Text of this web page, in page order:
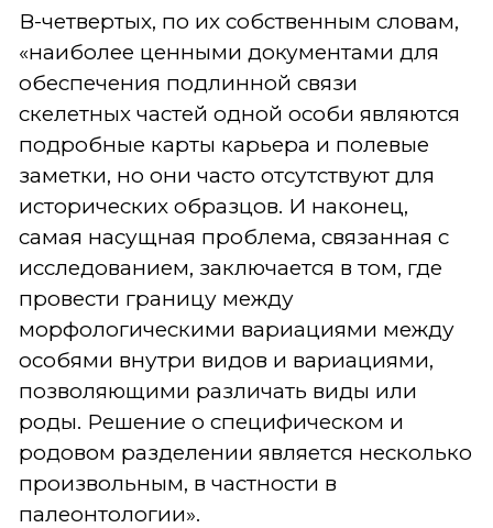
В-четвертых, по их собственным словам,
«наиболее ценными документами для
обеспечения подлинной связи
скелетных частей одной особи являются
подробные карты карьера и полевые
заметки, но они часто отсутствуют для
исторических образцов. И наконец,
самая насущная проблема, связанная с
исследованием, заключается в том, где
провести границу между
морфологическими вариациями между
особями внутри видов и вариациями,
позволяющими различать виды или
роды. Решение о специфическом и
родовом разделении является несколько
произвольным, в частности в
палеонтологии».